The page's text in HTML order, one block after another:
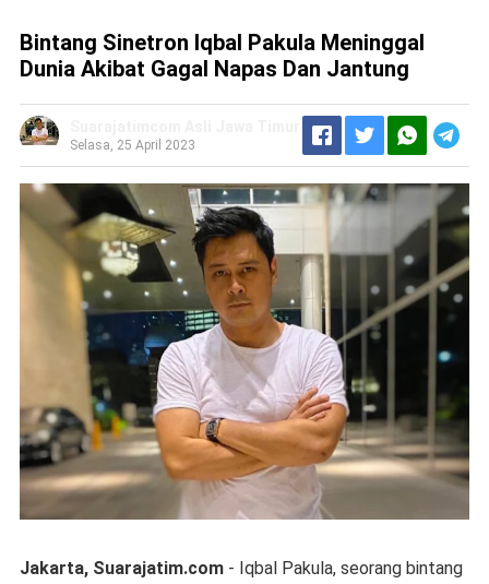
Bintang Sinetron Iqbal Pakula Meninggal
Dunia Akibat Gagal Napas Dan Jantung
Selasa, 25 April 2023
Jakarta, Suarajatim.com- Iqbal Pakula, seorang bintang